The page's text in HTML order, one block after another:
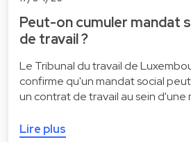
Peut-on cumuler mandat
de travail ?
Le Tribunal du travail de
confirme qu'un mandat social
un contrat de travail au sein d'une
Lire plus